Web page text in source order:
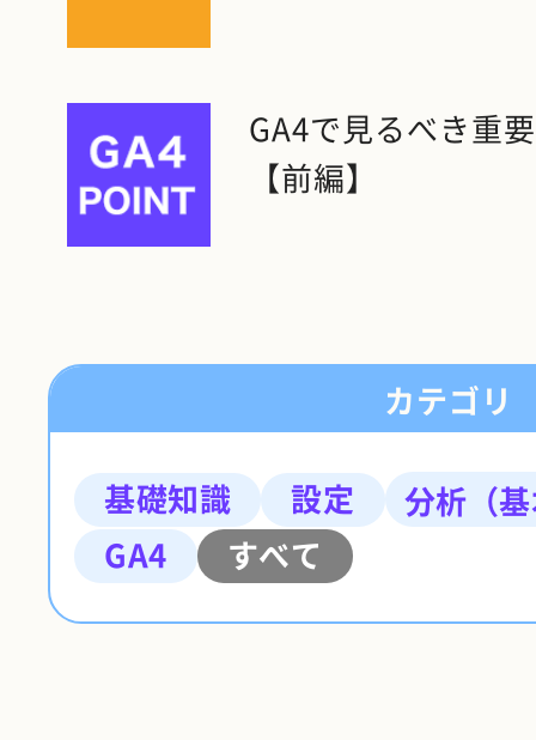
GA4で見るべき重
【前編】
カテゴリ
基礎知識 設定
分析（
GA4
すべて